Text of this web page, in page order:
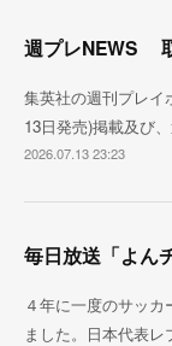
集英社の週刊プレイ
13日発売)掲載及び
2026.07.13 23:23
毎日放送「よん
４年に一度のサッ
ました。日本代表